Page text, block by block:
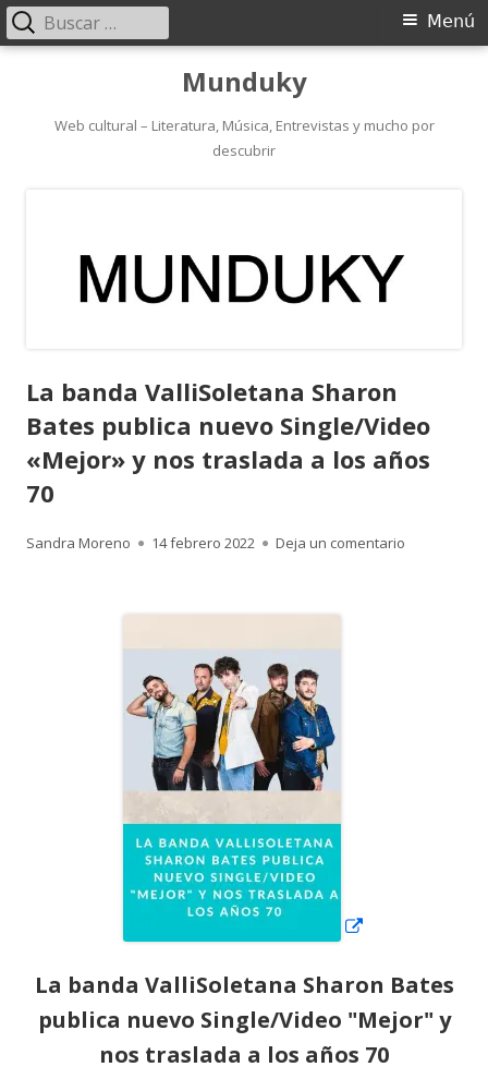
contenido
Munduky
Web cultural – Literatura, Música, Entrevistas y mucho por
descubrir
Menú
Menú
Buscar:
La banda ValliSoletana Sharon
Bates publica nuevo Single/Video
«Mejor» y nos traslada a los años
70
Autor
Sandra Moreno
Publicado
14 febrero 2022 Deja un comentario
La banda ValliSoletana Sharon Bates
publica nuevo Single/Video "Mejor" y
nos traslada a los años 70